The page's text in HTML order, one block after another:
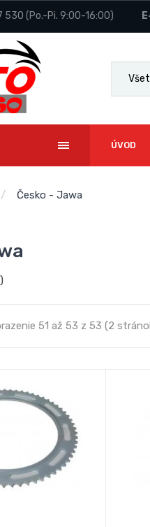
530 (Po.-Pi. 9:00-16:00)
ÚVOD
Česko - Jawa
51 až 53 z 53 (2